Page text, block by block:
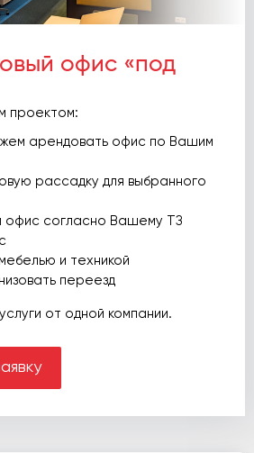
офис «под
проектом:
арендовать офис по Вашим
рассадку для выбранного
офис согласно Вашему ТЗ
и техникой
переезд
от одной компании.